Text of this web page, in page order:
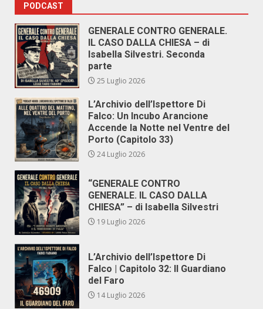
PODCAST
GENERALE CONTRO GENERALE.
IL CASO DALLA CHIESA – di
Isabella Silvestri. Seconda
parte
25 Luglio 2026
L’Archivio dell’Ispettore Di
Falco: Un Incubo Arancione
Accende la Notte nel Ventre del
Porto (Capitolo 33)
24 Luglio 2026
“GENERALE CONTRO
GENERALE. IL CASO DALLA
CHIESA” – di Isabella Silvestri
19 Luglio 2026
L’Archivio dell’Ispettore Di
Falco | Capitolo 32: Il Guardiano
del Faro
14 Luglio 2026